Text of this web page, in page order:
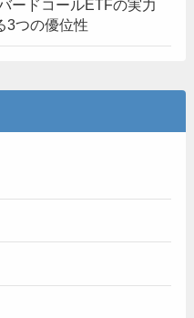
ードコールETFの実力
3つの優位性